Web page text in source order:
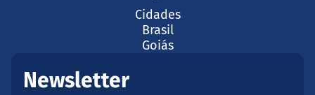
Cidades
Brasil
Goiás
Newsletter